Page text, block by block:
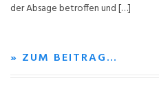
der Absage betroffen und […]
» ZUM BEITRAG…